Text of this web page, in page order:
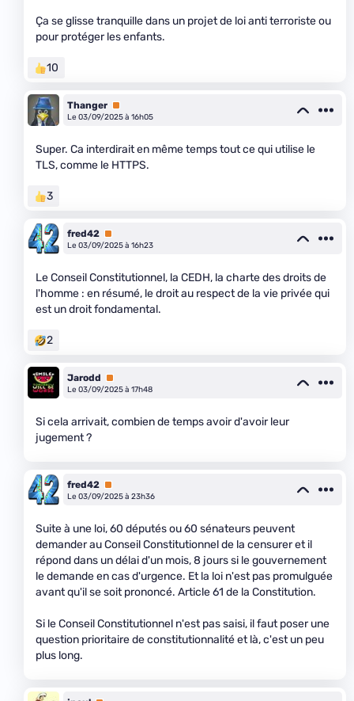
Ça se glisse tranquille dans un projet de loi anti terroriste ou
pour protéger les enfants.
10
Thanger Premium
Le 03/09/2025 à 16h05
Super. Ca interdirait en même temps tout ce qui utilise le
TLS, comme le HTTPS.
3
fred42 Premium
Le 03/09/2025 à 16h23
Le Conseil Constitutionnel, la CEDH, la charte des droits de
l'homme : en résumé, le droit au respect de la vie privée qui
est un droit fondamental.
2
Jarodd
Premium
Le 03/09/2025 à 17h48
Si cela arrivait, combien de temps avoir d'avoir leur
jugement ?
fred42 Premium
Le 03/09/2025 à 23h36
Suite à une loi, 60 députés ou 60 sénateurs peuvent
demander au Conseil Constitutionnel de la censurer et il
répond dans un délai d'un mois, 8 jours si le gouvernement
le demande en cas d'urgence. Et la loi n'est pas promulguée
avant qu'il se soit prononcé. Article 61 de la Constitution.
Si le Conseil Constitutionnel n'est pas saisi, il faut poser une
question prioritaire de constitutionnalité et là, c'est un peu
plus long.